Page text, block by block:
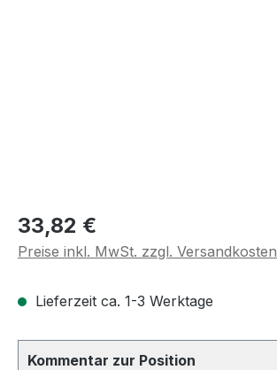
Regulärer Preis:
33,82 €
Preise inkl. MwSt. zzgl. Versandkosten
Lieferzeit ca. 1-3 Werktage
Kommentar zur Position